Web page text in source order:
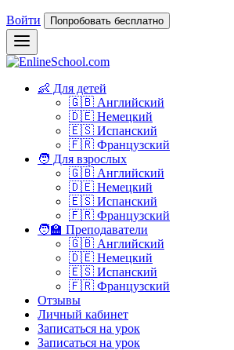
Войти Попробовать бесплатно
👶 Для детей
🇬🇧 Английский
🇩🇪 Немецкий
🇪🇸 Испанский
🇫🇷 Французский
🧑 Для взрослых
🇬🇧 Английский
🇩🇪 Немецкий
🇪🇸 Испанский
🇫🇷 Французский
🧑‍🏫 Преподаватели
🇬🇧 Английский
🇩🇪 Немецкий
🇪🇸 Испанский
🇫🇷 Французский
Отзывы
Личный кабинет
Записаться на урок
Записаться на урок